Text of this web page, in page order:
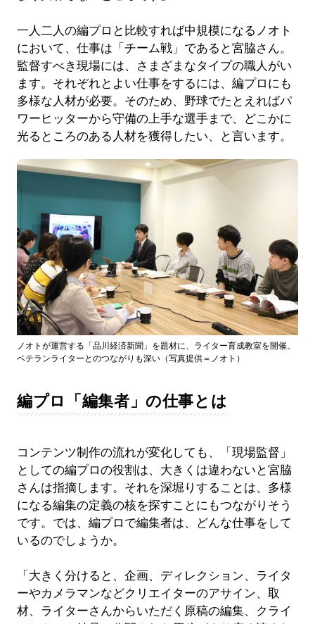
一人二人の編プロと比較すれば中規模になるノオト
において、仕事は「チーム戦」であると宮脇さん。
監督すべき現場には、さまざまなタイプの職人がい
ます。それぞれとよい仕事をするには、編プロにも
多様な人材が必要。そのため、野球でたとえればパ
ワーヒッターから守備の上手な選手まで、どこかに
光るところのある人材を獲得したい、と言います。
ノオトが運営する「品川経済新聞」を題材に、ライター育成教室を開催。
ベテランライターとのつながりも深い（写真提供＝ノオト）
編プロ「編集者」の仕事とは
コンテンツ制作の流れが変化しても、「現場監督」
としての編プロの役割は、大きくは違わないと宮脇
さんは指摘します。それを深堀りすることは、多様
になる編集の定義の核を探すことにもつながりそう
です。では、編プロで編集者は、どんな仕事をして
いるのでしょうか。
「大きく分けると、企画、ディレクション、ライタ
ーやカメラマンなどクリエイターのアサイン、取
材、ライターさんからいただく原稿の編集、クライ